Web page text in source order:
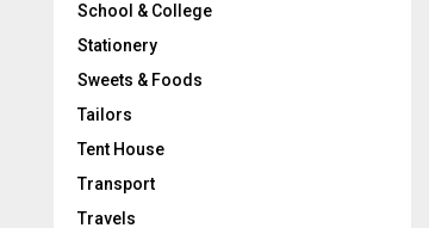
School & College
Stationery
Sweets & Foods
Tailors
Tent House
Transport
Travels